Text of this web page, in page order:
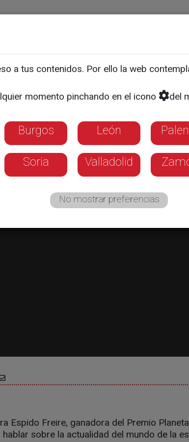
visita la Feria del
Espido Freire, ganadora del Premio
sobre la actualidad del mundo de la
a tus contenidos. Por ello la web
momento pinchando en el icono
del
Burgos León
Soria Valladolid
No mostrar preferencias